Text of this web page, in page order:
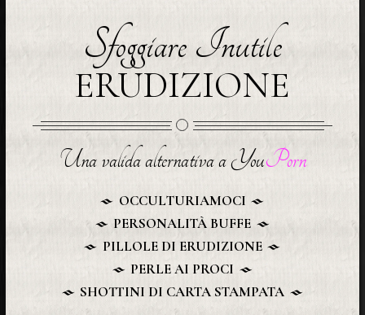
Sfoggiare Inutile
ERUDIZIONE
Una valida alternativa a YouPorn
OCCULTURIAMOCI
PERSONALITÀ BUFFE
PILLOLE DI ERUDIZIONE
PERLE AI PROCI
SHOTTINI DI CARTA STAMPATA